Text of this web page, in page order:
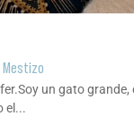
Mestizo
un gato grande,
el...